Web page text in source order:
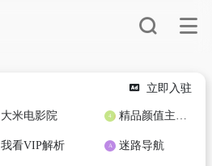
立即入驻
大米电影院 精品颜值主播定制
我看VIP解析 迷路导航